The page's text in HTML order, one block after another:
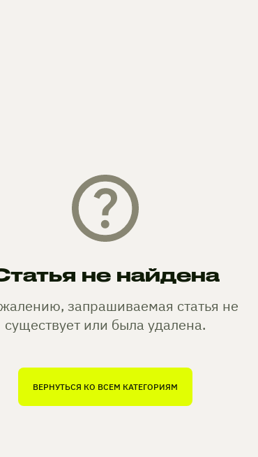
не найдена
запрашиваемая статья не
существует или была удалена.
ВЕРНУТЬСЯ КО ВСЕМ КАТЕГОРИЯМ